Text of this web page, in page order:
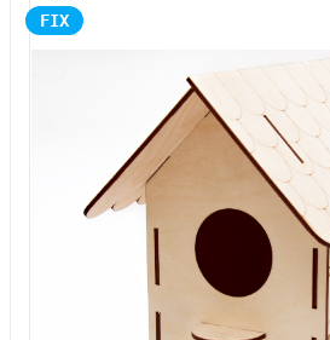
FIX